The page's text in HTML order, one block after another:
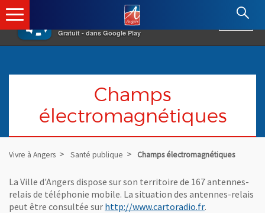
×
Gratuit - dans Google Play
Angers.fr : Retour à l'accueil
Champs
électromagnétiques
Vivre à Angers Santé publique Champs électromagnétiques
La Ville d'Angers dispose sur son territoire de 167 antennes-
relais de téléphonie mobile. La situation des antennes-relais
peut être consultée sur http://www.cartoradio.fr, Ouvre une
.